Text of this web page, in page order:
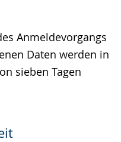
Anmeldevorgangs
Daten werden in
sieben Tagen